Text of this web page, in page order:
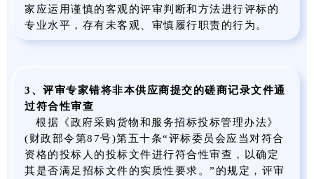
家应运用谨慎的客观的评审判断和方法进行评标的
专业水平，存有未客观、审慎履行职责的行为。
3、评审专家错将非本供应商提交的磋商记录文件通
过符合性审查
根据《政府采购货物和服务招标投标管理办法》
(财政部令第87号)第五十条“评标委员会应当对符合
资格的投标人的投标文件进行符合性审查，以确定
其是否满足招标文件的实质性要求。”的规定，评审